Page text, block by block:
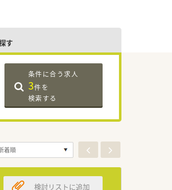
す
条件に合う求人
3件を
検索する
検討リストに追加